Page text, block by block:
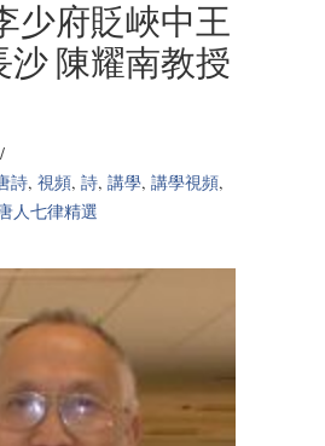
少府貶峽中王
沙 陳耀南教授
/
詩, 視頻, 詩, 講學, 講學視頻,
人七律精選